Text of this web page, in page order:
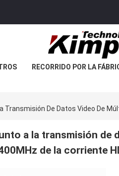
RECORRIDO POR LA
Transmisión De Datos Video De
a la transmisión de
de la corriente